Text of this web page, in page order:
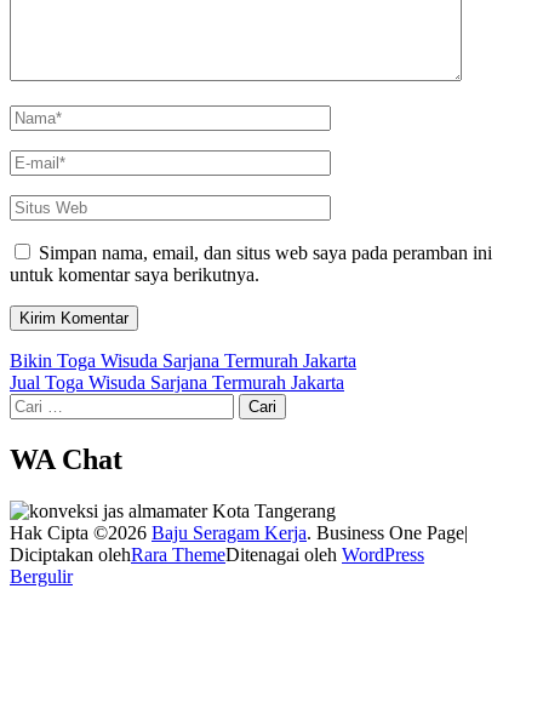
Name*
Email*
Situs
Web
Simpan nama, email, dan situs web saya pada peramban ini
untuk komentar saya berikutnya.
Navigasi
pos
Bikin Toga Wisuda Sarjana Termurah Jakarta
Jual Toga Wisuda Sarjana Termurah Jakarta
Cari
untuk:
WA Chat
Hak Cipta ©2026 Baju Seragam Kerja. Business One Page|
Diciptakan olehRara ThemeDitenagai oleh WordPress
Bergulir